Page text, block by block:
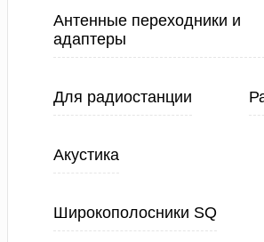
Антенные переходники и
адаптеры
Для радиостанции
Акустика
Широкополосники SQ